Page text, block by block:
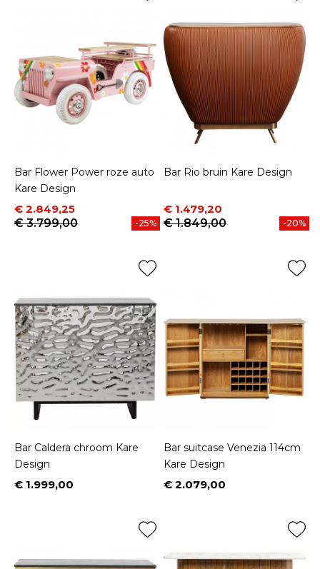
Bar Flower Power roze auto
Kare Design
Prijs
€ 2.849,25
Normale prijs
€ 3.799,00
-25%
Bar Rio bruin Kare Design
Prijs
€ 1.479,20
Normale prijs
€ 1.849,00
-20%
Bar Caldera chroom Kare
Design
Prijs
€ 1.999,00
Bar suitcase Venezia 114cm
Kare Design
Prijs
€ 2.079,00